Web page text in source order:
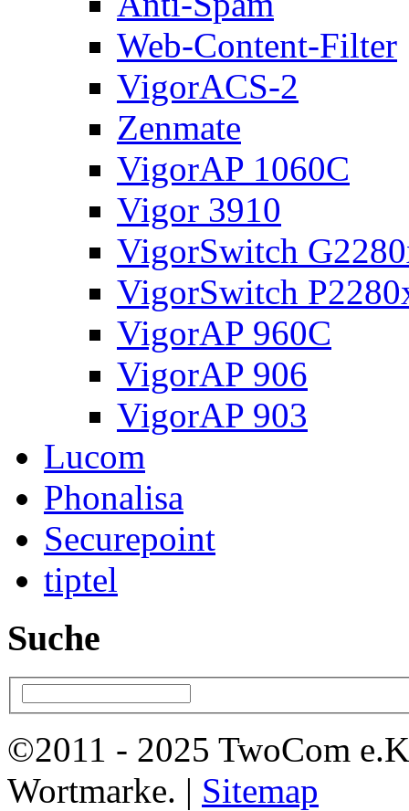
Web-Content-Filter
VigorACS-2
Zenmate
VigorAP 1060C
Vigor 3910
VigorSwitch
VigorSwitch
VigorAP 960C
VigorAP 906
VigorAP 903
Lucom
Phonalisa
Securepoint
tiptel
Suche
©2011 - 2025 TwoCom
Wortmarke. | Sitemap